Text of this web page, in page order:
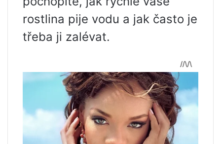
rostlina pije vodu a jak často je
třeba ji zalévat.